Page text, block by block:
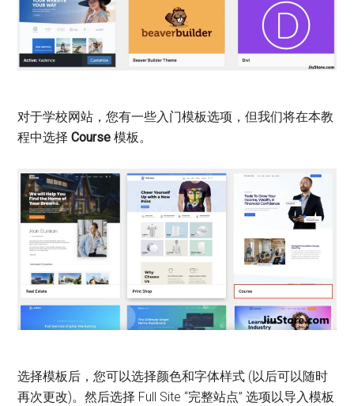
对于学校网站，您有一些入门模板选项，但我们将在本教
程中选择Course 模板。
选择模板后，您可以选择颜色和字体样式 (以后可以随时
再次更改)。然后选择 Full Site “完整站点” 选项以导入模板